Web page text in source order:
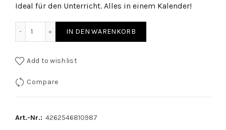
Ideal für den Unterricht. Alles in einem Kalender!
IN DEN WARENKORB
Add to wishlist
Compare
Art.-Nr.: 4262546810987